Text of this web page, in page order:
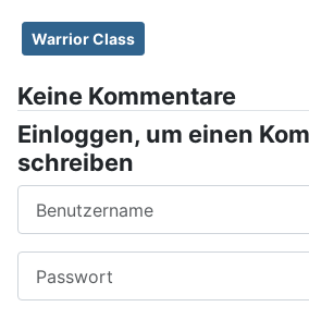
Warrior Class
Keine Kommentare
Einloggen, um einen
schreiben